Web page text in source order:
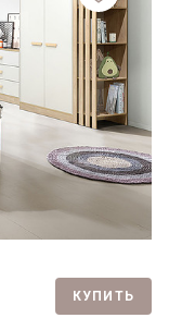
КУПИТЬ